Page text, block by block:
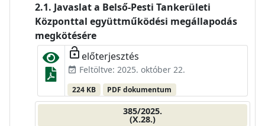
Javaslat a Belső-Pesti Tankerületi
Központtal együttműködési megállapodás
megkötésére
lock_open előterjesztés
event_available Feltöltve: 2025. október 22.
224 KB PDF dokumentum
385/2025.
(X.28.)